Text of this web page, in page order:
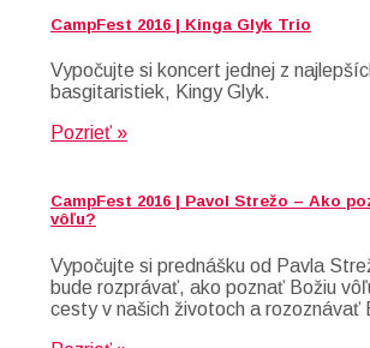
CampFest 2016 | Kinga Glyk Trio
Vypočujte si koncert jednej z
basgitaristiek, Kingy Glyk.
Pozrieť »
CampFest 2016 | Pavol Strežo – Ako
vôľu?
Vypočujte si prednášku od Pavla
bude rozprávať, ako poznať Božiu
cesty v našich životoch a rozoznávať